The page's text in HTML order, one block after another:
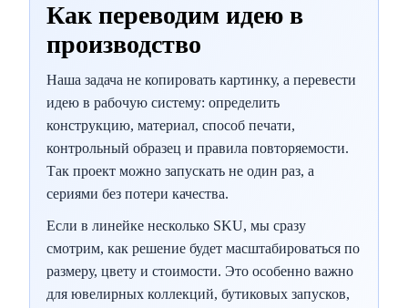
Как переводим идею в
производство
Наша задача не копировать картинку, а перевести
идею в рабочую систему: определить
конструкцию, материал, способ печати,
контрольный образец и правила повторяемости.
Так проект можно запускать не один раз, а
сериями без потери качества.
Если в линейке несколько SKU, мы сразу
смотрим, как решение будет масштабироваться по
размеру, цвету и стоимости. Это особенно важно
для ювелирных коллекций, бутиковых запусков,